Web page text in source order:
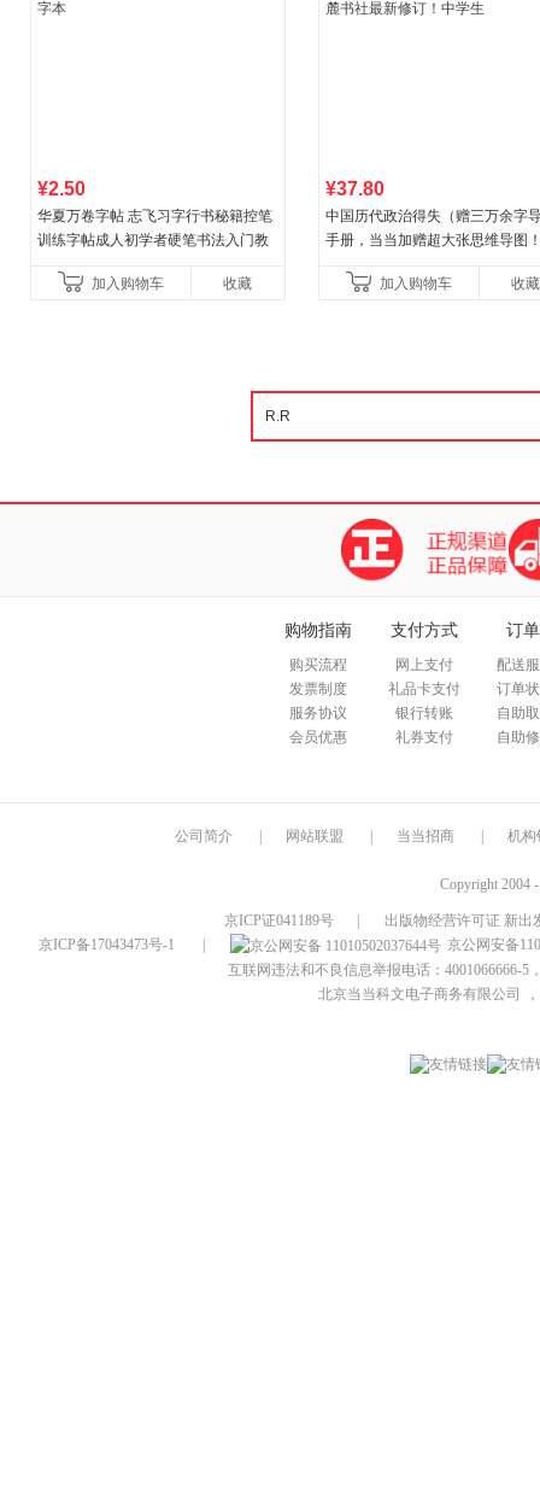
¥2.50
华夏万卷字帖 志飞习字行书秘籍控笔
训练字帖成人初学者硬笔书法入门教
加入购物车 收藏
¥37.80
中国历代政治得失（赠三万余字
手册，当当加赠超大张思维导图
书社最新修订！中学生
加入购物车 收藏
购物指南
购买流程
发票制度
服务协议
会员优惠
支付方式
网上支付
礼品卡支付
银行转账
礼券支付
订
配送
订单
自助
自助
公司简介 网站联盟 当当招商 机构
Copyright 2004
京ICP证041189号
出版物经营许可证 新出
京ICP备17043473号-1
京公网安备
互联网违法和不良信息举报电话：4001066666-5
北京当当科文电子商务有限公司